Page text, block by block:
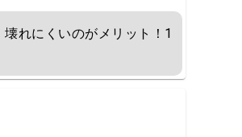
れにくいのがメリット！1